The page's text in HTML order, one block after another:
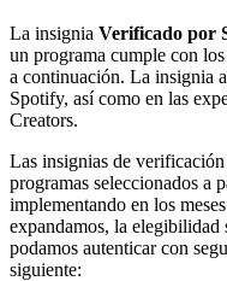
La insignia Verificado por
un programa cumple con
a continuación. La insignia
Spotify, así como en las
Creators.
Las insignias de
programas seleccionados a
implementando en los
expandamos, la elegibilidad
podamos autenticar con
siguiente: